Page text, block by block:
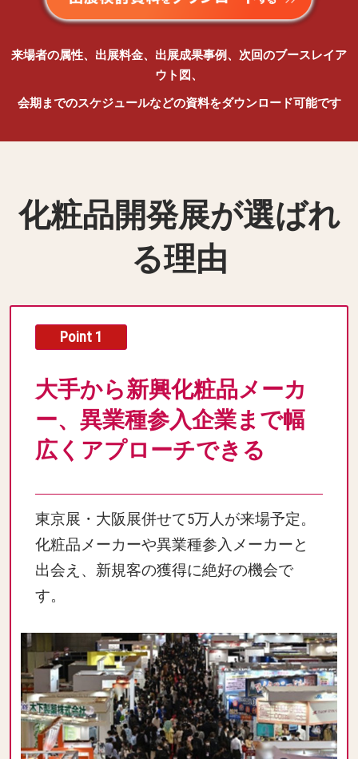
来場者の属性、出展料金、出展成果事例、次回のブースレイア
ウト図、
会期までのスケジュールなどの資料をダウンロード可能です
化粧品開発展が選ばれ
る理由
Point 1
大手から新興化粧品メーカ
ー、異業種参入企業まで幅
広くアプローチできる
東京展・大阪展併せて5万人が来場予定。
化粧品メーカーや異業種参入メーカーと
出会え、新規客の獲得に絶好の機会で
す。